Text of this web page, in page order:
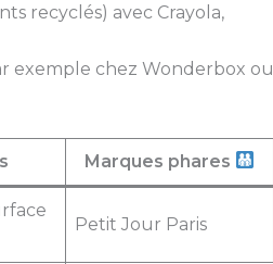
recyclés) avec Crayola,
exemple chez Wonderbox ou
Marques phares
Petit Jour Paris